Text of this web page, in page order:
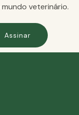
veterinário.
Assinar